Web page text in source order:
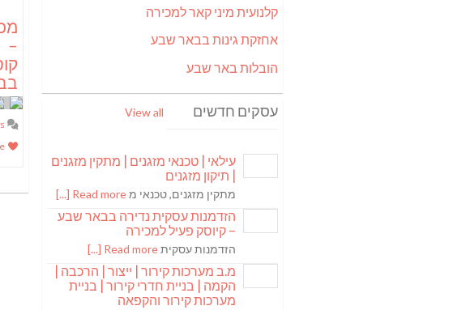
–
קלנועית מיני קאר למכירה
אחזקת גינות בבאר שבע
הובלות באר שבע
עסקים חדשים View all
עילאי | טכנאי מזגנים | מתקין מזגנים
| תיקון מזגנים
מתקין מזגנים, טכנאי מRead more [...]
הזדמנות עסקית נדירה בבאר שבע
– קיוסק פעיל למכירה
הזדמנות עסקיתRead more [...]
מ.ב מערכות קירור | ייצור | הרכבה |
הקמה | בניית חדרי קירור | בניית
מערכות קירור והקפאה